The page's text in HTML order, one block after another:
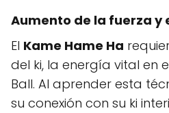
Aumento de la fuerza y
El Kame Hame Ha
del ki, la energía vital en
Ball. Al aprender esta
su conexión con su ki